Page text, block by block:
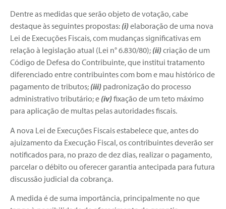
Dentre as medidas que serão objeto de votação, cabe
destaque às seguintes propostas: (i)elaboração de uma nova
Lei de Execuções Fiscais, com mudanças significativas em
relação à legislação atual (Lei n° 6.830/80); (ii)criação de um
Código de Defesa do Contribuinte, que institui tratamento
diferenciado entre contribuintes com bom e mau histórico de
pagamento de tributos; (iii) padronização do processo
administrativo tributário; e (iv)fixação de um teto máximo
para aplicação de multas pelas autoridades fiscais.
A nova Lei de Execuções Fiscais estabelece que, antes do
ajuizamento da Execução Fiscal, os contribuintes deverão ser
notificados para, no prazo de dez dias, realizar o pagamento,
parcelar o débito ou oferecer garantia antecipada para futura
discussão judicial da cobrança.
A medida é de suma importância, principalmente no que